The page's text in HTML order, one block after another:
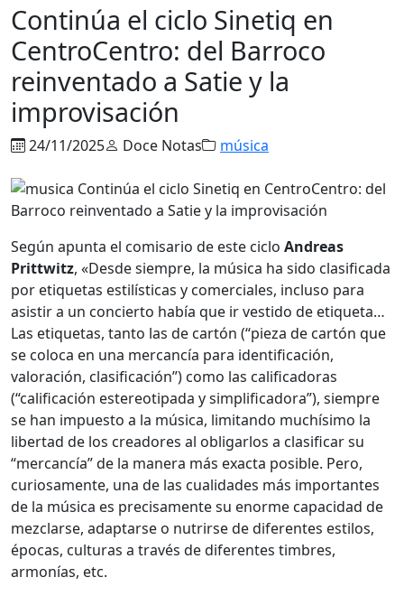
Continúa el ciclo Sinetiq en
CentroCentro: del Barroco
reinventado a Satie y la
improvisación
24/11/2025 Doce Notas música
Según apunta el comisario de este ciclo Andreas
Prittwitz, «Desde siempre, la música ha sido clasificada
por etiquetas estilísticas y comerciales, incluso para
asistir a un concierto había que ir vestido de etiqueta…
Las etiquetas, tanto las de cartón (“pieza de cartón que
se coloca en una mercancía para identificación,
valoración, clasificación”) como las calificadoras
(“calificación estereotipada y simplificadora”), siempre
se han impuesto a la música, limitando muchísimo la
libertad de los creadores al obligarlos a clasificar su
“mercancía” de la manera más exacta posible. Pero,
curiosamente, una de las cualidades más importantes
de la música es precisamente su enorme capacidad de
mezclarse, adaptarse o nutrirse de diferentes estilos,
épocas, culturas a través de diferentes timbres,
armonías, etc.